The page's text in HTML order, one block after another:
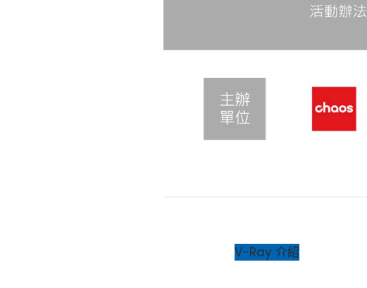
V-Ray 介紹